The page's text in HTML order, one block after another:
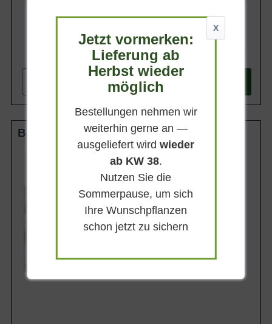
In den
Boden-Spalier 18-20 StU m. Db.
50 cm
Gesamthöhe
Spalierhöhe
160 cm
Spalierbreite
Lieferbar ab KW43
X
Jetzt vormerken:
Lieferung ab
Herbst wieder
möglich
Bestellungen nehmen wir
weiterhin gerne an —
ausgeliefert wirdwieder
ab KW 38.
Nutzen Sie die
Sommerpause, um sich
Ihre Wunschpflanzen
schon jetzt zu sichern